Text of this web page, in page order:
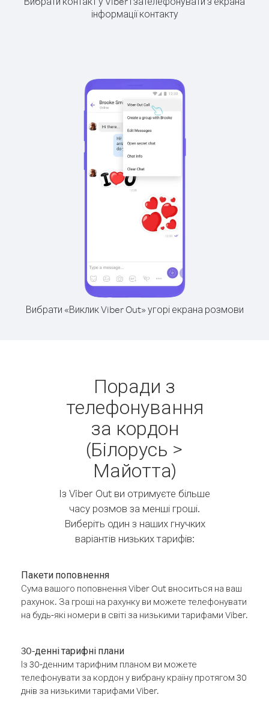
інформації контакту
Вибрати «Виклик Viber Out» угорі екрана розмови
Поради з
телефонування
за кордон
(Білорусь >
Майотта)
Із Viber Out ви отримуєте більше
часу розмов за менші гроші.
Виберіть один з наших гнучких
варіантів низьких тарифів:
Пакети поповнення
Сума вашого поповнення Viber Out вноситься на ваш
рахунок. За гроші на рахунку ви можете телефонувати
на будь-які номери в світі за низькими тарифами Viber.
30-денні тарифні плани
Із 30-денним тарифним планом ви можете
телефонувати за кордон у вибрану країну протягом 30
днів за низькими тарифами Viber.